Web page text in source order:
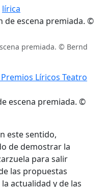
lírica
premiada. © Bernd
escena premiada. ©
este sentido,
de demostrar la
para salir
las propuestas
actualidad y de las